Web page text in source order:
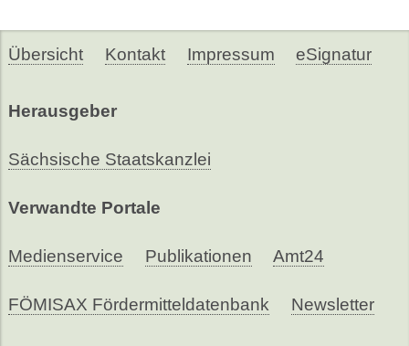
Übersicht Kontakt Impressum eSignatur
Herausgeber
Sächsische Staatskanzlei
Verwandte Portale
Medienservice Publikationen Amt24
FÖMISAX Fördermitteldatenbank Newsletter